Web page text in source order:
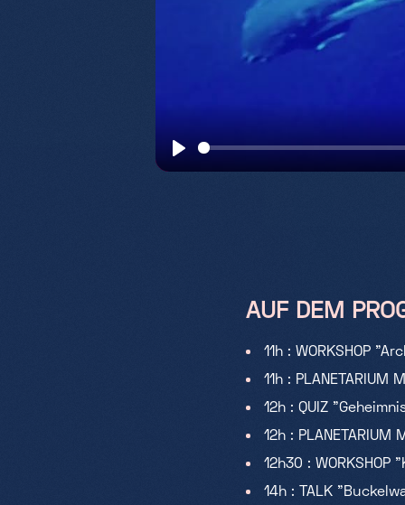
Play
AUF DEM
11h : WORKSHOP
11h : PLANETARIUM
12h : QUIZ
12h : PLANETARIUM
12h30 :
14h : TALK